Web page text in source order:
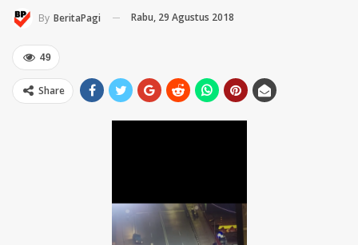
By BeritaPagi Rabu, 29 Agustus 2018
49
Share